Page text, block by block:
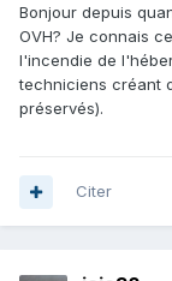
Bonjour depuis
OVH? Je connais
l'incendie de
techniciens créant
préservés).
Citer